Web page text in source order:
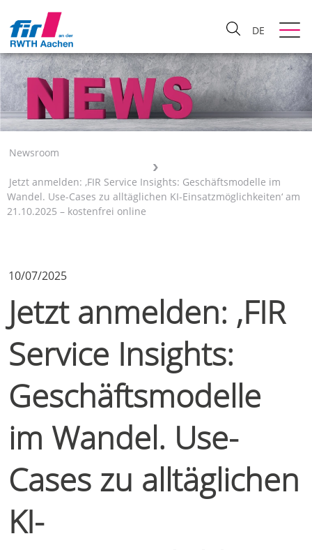
DE
Newsroom
Jetzt anmelden: ‚FIR Service Insights: Geschäftsmodelle im
Wandel. Use-Cases zu alltäglichen KI-Einsatzmöglichkeiten‘ am
21.10.2025 – kostenfrei online
10/07/2025
Jetzt anmelden: ‚FIR
Service Insights:
Geschäftsmodelle
im Wandel. Use-
Cases zu alltäglichen
KI-